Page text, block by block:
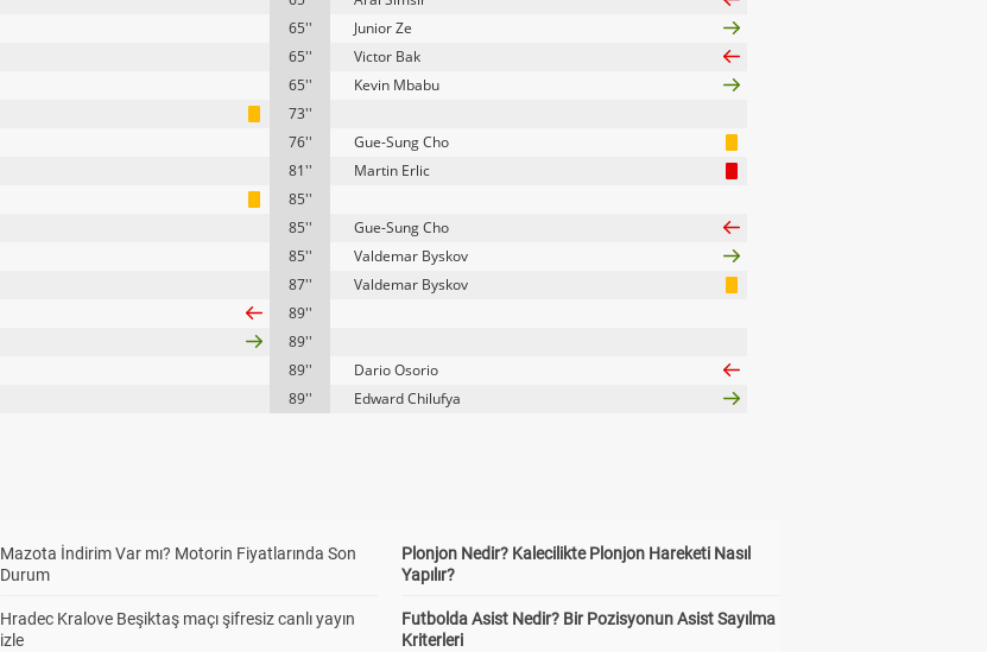
65''
Junior Ze
65''
Victor Bak
65''
Kevin Mbabu
73''
76''
Gue-Sung Cho
81''
Martin Erlic
85''
85''
Gue-Sung Cho
85''
Valdemar Byskov
87''
Valdemar Byskov
89''
89''
89''
Dario Osorio
89''
Edward Chilufya
Mazota İndirim Var mı? Motorin Fiyatlarında Son
Durum
Hradec Kralove Beşiktaş maçı şifresiz canlı yayın
izle
Plonjon Nedir? Kalecilikte Plonjon Hareketi Nasıl
Yapılır?
Futbolda Asist Nedir? Bir Pozisyonun Asist Sayılma
Kriterleri